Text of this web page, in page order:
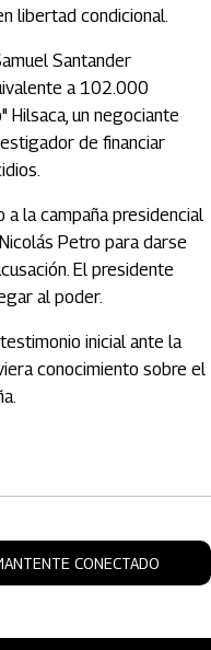
libertad condicional.
Santander
a 102.000
Hilsaca, un negociante
de financiar
a la campaña presidencial
Petro para darse
El presidente
al poder.
inicial ante la
conocimiento sobre el
CONECTADO